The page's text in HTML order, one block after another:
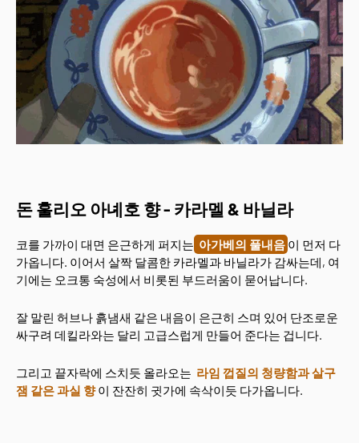
돈 훌리오 아녜호 향 - 카라멜 & 바닐라
코를 가까이 대면 은근하게 퍼지는 아가베의 풀내음 이 먼저 다
가옵니다. 이어서 살짝 달콤한 카라멜과 바닐라가 감싸는데, 여
기에는 오크통 숙성에서 비롯된 부드러움이 묻어납니다.
잘 말린 허브나 흙냄새 같은 내음이 은근히 스며 있어 단조로운
싸구려 데킬라와는 달리 고급스럽게 만들어 준다는 겁니다.
그리고 끝자락에 스치듯 올라오는 라임 껍질의 청량함과 살구
잼 같은 과실 향 이 잔잔히 귓가에 속삭이듯 다가옵니다.